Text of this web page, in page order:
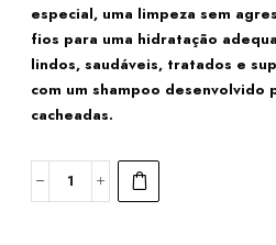
especial, uma limpeza sem
fios para uma hidratação
lindos, saudáveis, tratados e
com um shampoo desenvolvido
cacheadas.